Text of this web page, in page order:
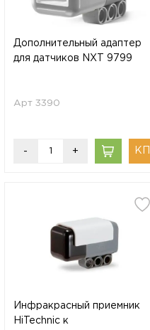
Дополнительный адаптер
для датчиков NXT 9799
Арт 3390
- +
Инфракрасный приемник
HiTechnic к